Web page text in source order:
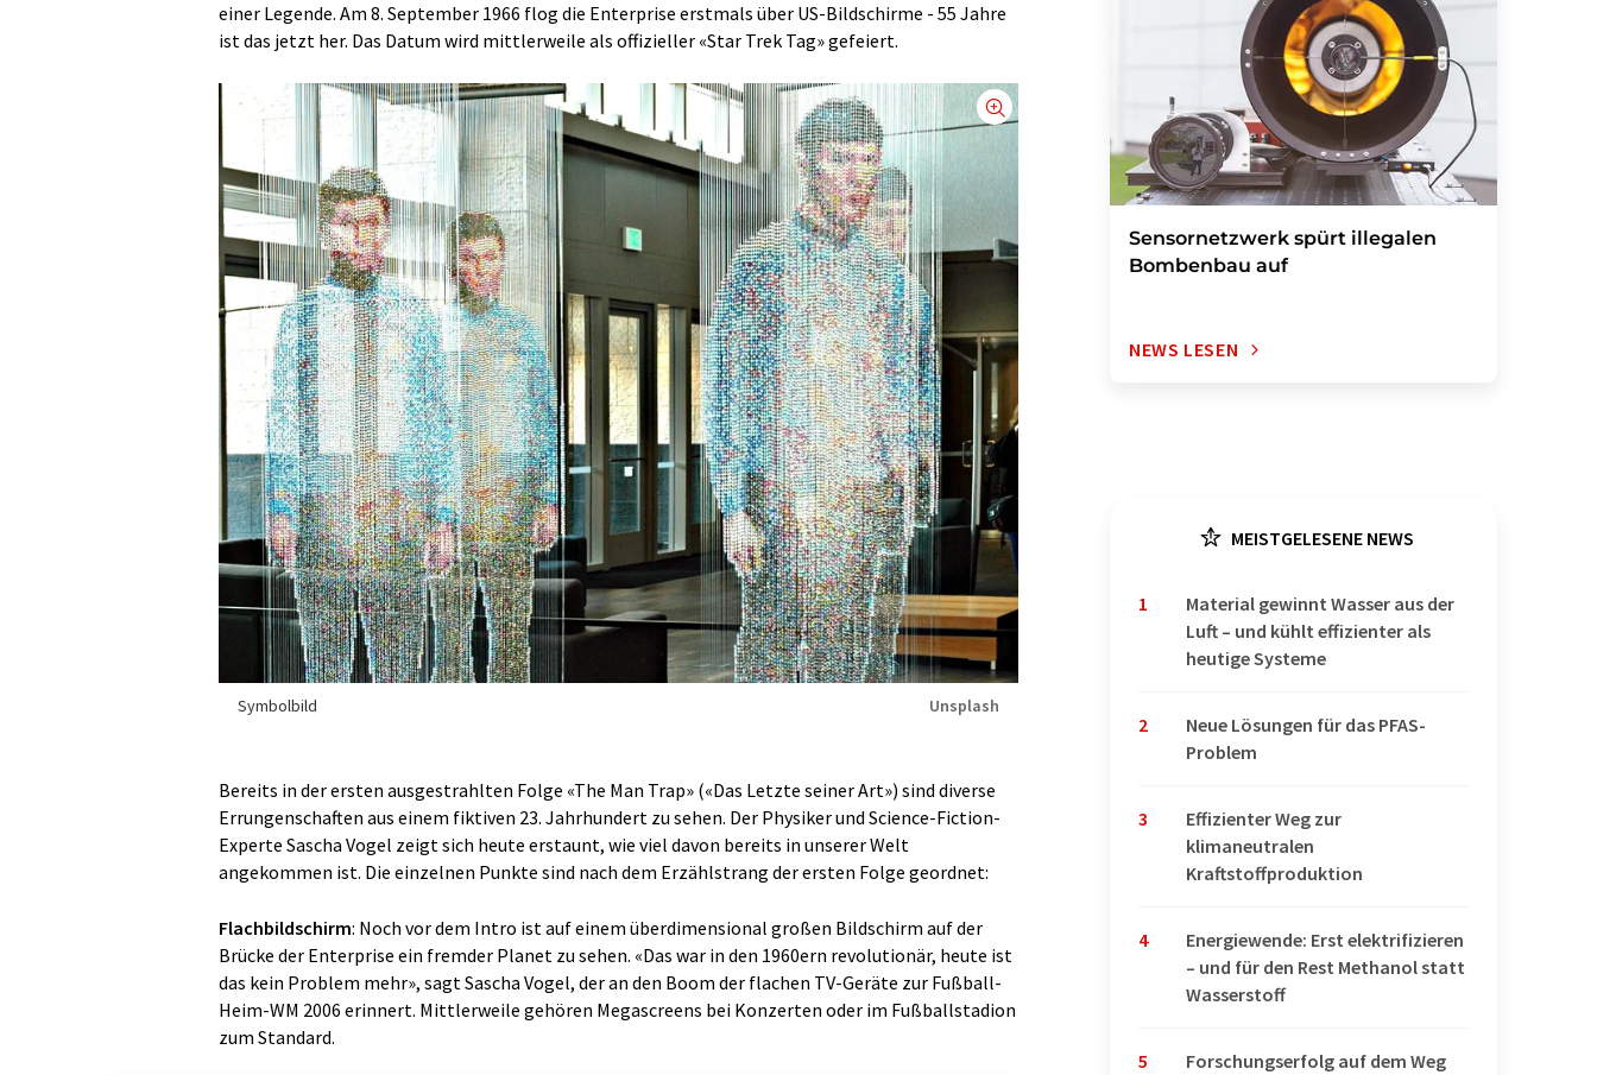
einer Legende. Am 8. September 1966 flog die Enterprise erstmals über US-Bildschirme - 55 Jahre
ist das jetzt her. Das Datum wird mittlerweile als offizieller «Star Trek Tag» gefeiert.
Symbolbild Unsplash
Bereits in der ersten ausgestrahlten Folge «The Man Trap» («Das Letzte seiner Art») sind diverse
Errungenschaften aus einem fiktiven 23. Jahrhundert zu sehen. Der Physiker und Science-Fiction-
Experte Sascha Vogel zeigt sich heute erstaunt, wie viel davon bereits in unserer Welt
angekommen ist. Die einzelnen Punkte sind nach dem Erzählstrang der ersten Folge geordnet:
Flachbildschirm: Noch vor dem Intro ist auf einem überdimensional großen Bildschirm auf der
Brücke der Enterprise ein fremder Planet zu sehen. «Das war in den 1960ern revolutionär, heute ist
das kein Problem mehr», sagt Sascha Vogel, der an den Boom der flachen TV-Geräte zur Fußball-
Heim-WM 2006 erinnert. Mittlerweile gehören Megascreens bei Konzerten oder im Fußballstadion
zum Standard.
Sensornetzwerk spürt illegalen
Bombenbau auf
NEWS LESEN
MEISTGELESENE NEWS
1
Material gewinnt Wasser aus der
Luft – und kühlt effizienter als
heutige Systeme
2
Neue Lösungen für das PFAS-
Problem
3
Effizienter Weg zur
klimaneutralen
Kraftstoffproduktion
4
Energiewende: Erst elektrifizieren
– und für den Rest Methanol statt
Wasserstoff
5
Forschungserfolg auf dem Weg